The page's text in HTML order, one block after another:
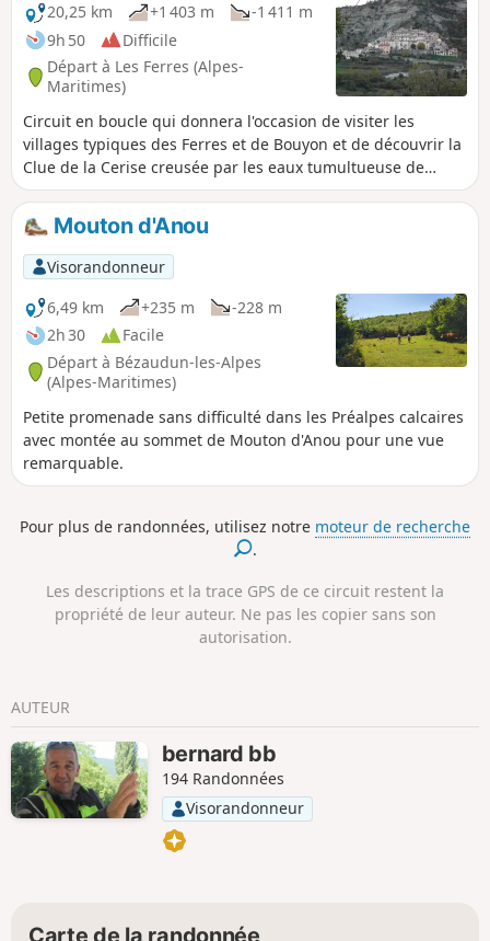
20,25 km
+1 403 m
-1 411 m
9h 50
Difficile
Départ à Les Ferres (Alpes-
Maritimes)
Circuit en boucle qui donnera l'occasion de visiter les
villages typiques des Ferres et de Bouyon et de découvrir la
Clue de la Cerise creusée par les eaux tumultueuse de
l'Estéron.
Mouton d'Anou
Visorandonneur
6,49 km
+235 m
-228 m
2h 30
Facile
Départ à Bézaudun-les-Alpes
(Alpes-Maritimes)
Petite promenade sans difficulté dans les Préalpes calcaires
avec montée au sommet de Mouton d'Anou pour une vue
remarquable.
Pour plus de randonnées, utilisez notre moteur de recherche
.
Les descriptions et la trace GPS de ce circuit restent la
propriété de leur auteur. Ne pas les copier sans son
autorisation.
AUTEUR
bernard bb
194 Randonnées
Visorandonneur